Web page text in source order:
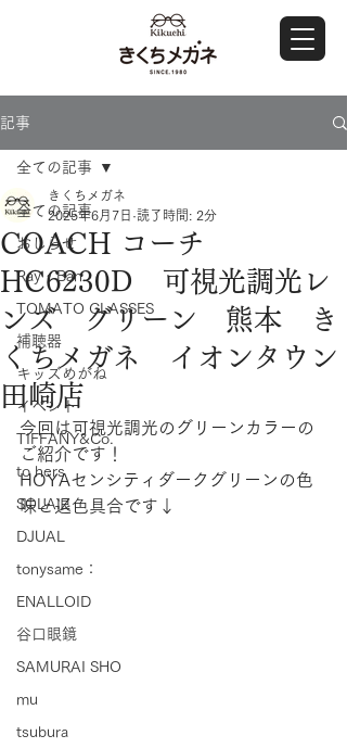
記事
全ての記事
おしらせ
Ray・Ban
TOMATO GLASSES
補聴器
キッズめがね
イベント
TIFFANY&Co.
to hers
SOLAIZ
DJUAL
tonysame：
ENALLOID
谷口眼鏡
SAMURAI SHO
mu
tsubura
全ての記事
COACH コーチ
HC6230D 可視光調光レ
ンズ グリーン 熊本 き
くちメガネ イオンタウン
田崎店
きくちメガネ
2025年6月7日 読了時間: 2分
今回は可視光調光のグリーンカラーの
ご紹介です！
HOYAセンシティダークグリーンの色
味と退色具合です↓